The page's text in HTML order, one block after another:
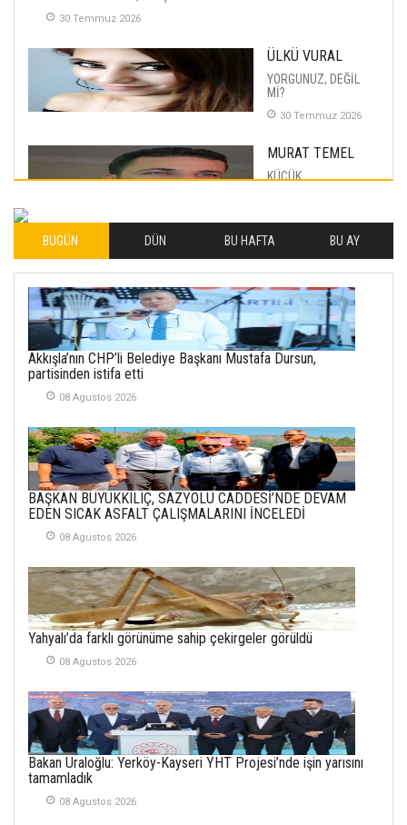
30 Temmuz 2026
ÜLKÜ VURAL
YORGUNUZ, DEĞİL
Mİ?
30 Temmuz 2026
MURAT TEMEL
KÜÇÜK
İLHAN YILMAZ
SOFRADA AYRIMCILIK
VAR
26 Subat 2026
METİN ERTEM
YENİ HİCRİ YIL VE
SEMRA ŞAHİN
KENDİNE UYANMAK
30 Temmuz 2026
İlgi Alanlarımız ve Biz
02 Ekim 2025
SABAHATTİN
SÜRMEN
puana Ulaştı
01 Mayis 2026
BUGÜN DÜN BU HAFTA BU AY
Akkışla’nın CHP’li Belediye Başkanı Mustafa Dursun,
partisinden istifa etti
08 Agustos 2026
BAŞKAN BÜYÜKKILIÇ, SAZYOLU CADDESİ’NDE DEVAM
EDEN SICAK ASFALT ÇALIŞMALARINI İNCELEDİ
08 Agustos 2026
Yahyalı’da farklı görünüme sahip çekirgeler görüldü
08 Agustos 2026
Bakan Uraloğlu: Yerköy-Kayseri YHT Projesi’nde işin yarısını
tamamladık
08 Agustos 2026